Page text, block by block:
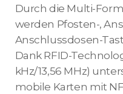
Durch die Multi-
werden Pfosten-,
Anschlussdosen-
Dank RFID-
kHz/13,56 MHz)
mobile Karten mit